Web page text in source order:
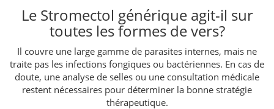
Le Stromectol générique agit-il sur
toutes les formes de vers?
Il couvre une large gamme de parasites internes, mais ne
traite pas les infections fongiques ou bactériennes. En cas de
doute, une analyse de selles ou une consultation médicale
restent nécessaires pour déterminer la bonne stratégie
thérapeutique.